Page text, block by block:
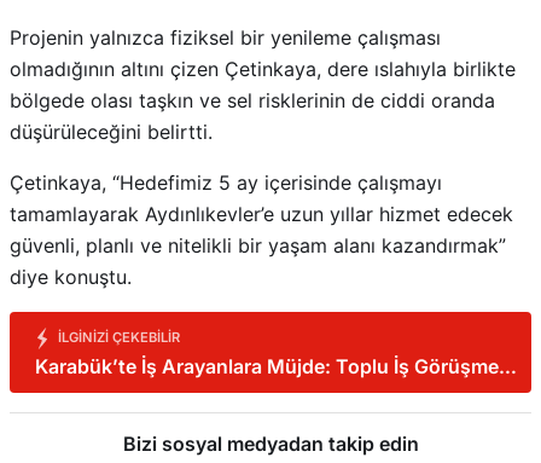
Projenin yalnızca fiziksel bir yenileme çalışması
olmadığının altını çizen Çetinkaya, dere ıslahıyla birlikte
bölgede olası taşkın ve sel risklerinin de ciddi oranda
düşürüleceğini belirtti.
Çetinkaya, “Hedefimiz 5 ay içerisinde çalışmayı
tamamlayarak Aydınlıkevler’e uzun yıllar hizmet edecek
güvenli, planlı ve nitelikli bir yaşam alanı kazandırmak”
diye konuştu.
İLGINIZI ÇEKEBILIR
Karabük’te İş Arayanlara Müjde: Toplu İş Görüşmesi
Yapılacak!
Bizi sosyal medyadan takip edin